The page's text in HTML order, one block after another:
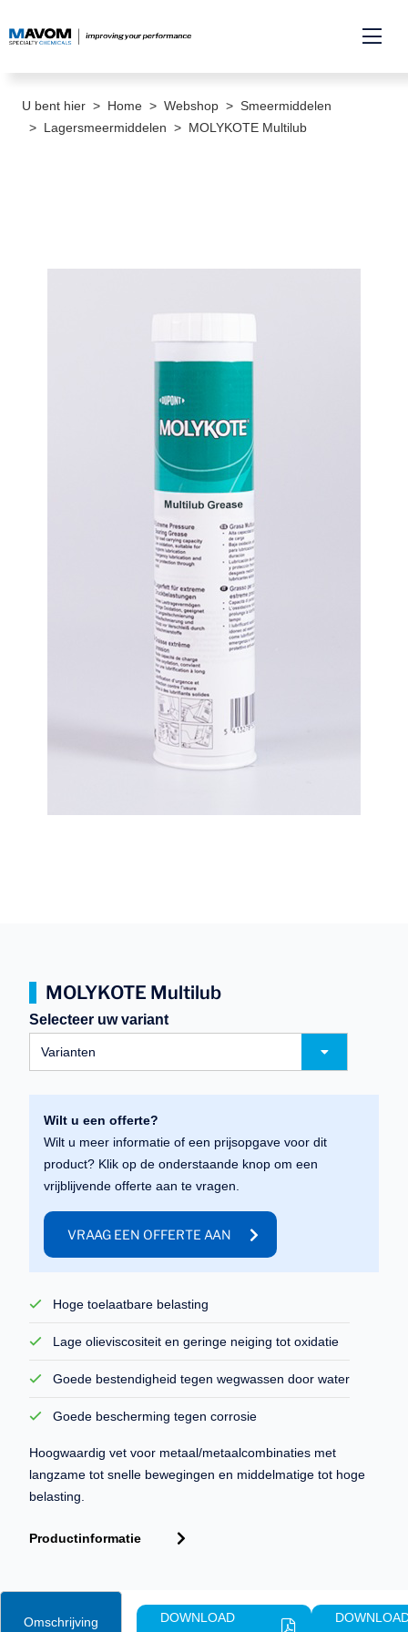
U bent hier Home Webshop
Smeermiddelen
Lagersmeermiddelen
MOLYKOTE Multilub
MOLYKOTE Multilub
Selecteer uw variant
Varianten
Wilt u een offerte?
Wilt u meer informatie of een prijsopgave voor dit
product? Klik op de onderstaande knop om een
vrijblijvende offerte aan te vragen.
VRAAG EEN OFFERTE AAN
Hoge toelaatbare belasting
Lage olieviscositeit en geringe neiging tot oxidatie
Goede bestendigheid tegen wegwassen door water
Goede bescherming tegen corrosie
Hoogwaardig vet voor metaal/metaalcombinaties met
langzame tot snelle bewegingen en middelmatige tot hoge
belasting.
Productinformatie
Omschrijving
DOWNLOAD